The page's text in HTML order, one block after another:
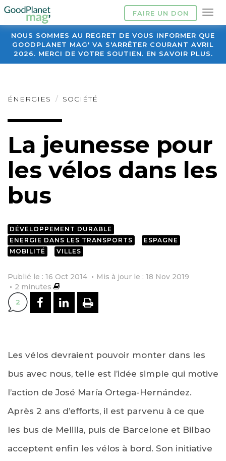
FAIRE UN DON
NOUS SOMMES AU REGRET DE VOUS INFORMER QUE
GOODPLANET MAG' VA S'ARRÊTER COURANT AVRIL
2026. MERCI DE VOTRE SOUTIEN. EN SAVOIR PLUS.
ÉNERGIES SOCIÉTÉ
La jeunesse pour
les vélos dans les
bus
DÉVELOPPEMENT DURABLE
ENERGIE DANS LES TRANSPORTS
ESPAGNE
MOBILITÉ
VILLES
Publié le : 16 Oct 2014
Mis à jour le : 18 Nov 2019
2 minutes
2 PARTAGER SUR FACEBOOK
PARTAGER SUR
IMPRIMER
Les vélos devraient pouvoir monter dans les
bus avec nous, telle est l’idée simple qui motive
l’action de José María Ortega-Hernández.
Après 2 ans d’efforts, il est parvenu à ce que
les bus de Melilla, puis de Barcelone et Bilbao
acceptent enfin les vélos à bord. Son initiative